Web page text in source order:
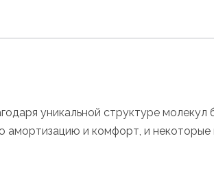
уникальной структуре молекул
амортизацию и комфорт, и некоторые